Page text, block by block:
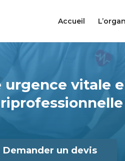
Accueil
urgence vitale
Demander un devis